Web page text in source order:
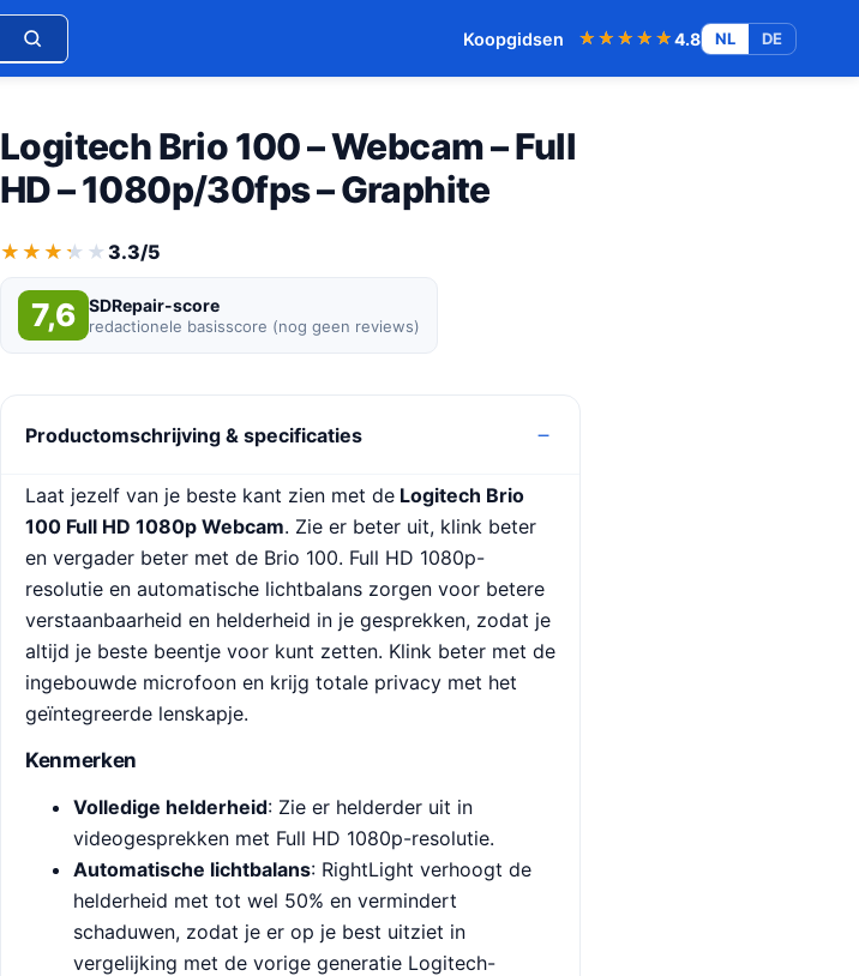
Koopgidsen ★★★★★
★★★★★4.8 NL DE
Logitech Brio 100 – Webcam – Full
HD – 1080p/30fps – Graphite
★★★★★
★★★★★ 3.3/5
7,6 SDRepair-score
redactionele basisscore (nog geen reviews)
Productomschrijving & specificaties
Laat jezelf van je beste kant zien met de Logitech Brio
100 Full HD 1080p Webcam. Zie er beter uit, klink beter
en vergader beter met de Brio 100. Full HD 1080p-
resolutie en automatische lichtbalans zorgen voor betere
verstaanbaarheid en helderheid in je gesprekken, zodat je
altijd je beste beentje voor kunt zetten. Klink beter met de
ingebouwde microfoon en krijg totale privacy met het
geïntegreerde lenskapje.
Kenmerken
Volledige helderheid: Zie er helderder uit in
videogesprekken met Full HD 1080p-resolutie.
Automatische lichtbalans: RightLight verhoogt de
helderheid met tot wel 50% en vermindert
schaduwen, zodat je er op je best uitziet in
vergelijking met de vorige generatie Logitech-